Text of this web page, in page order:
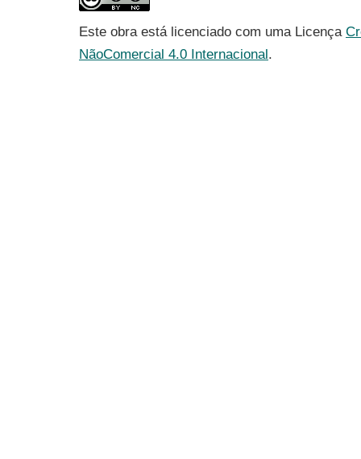
Este obra está licenciado com uma Licença
NãoComercial 4.0 Internacional.